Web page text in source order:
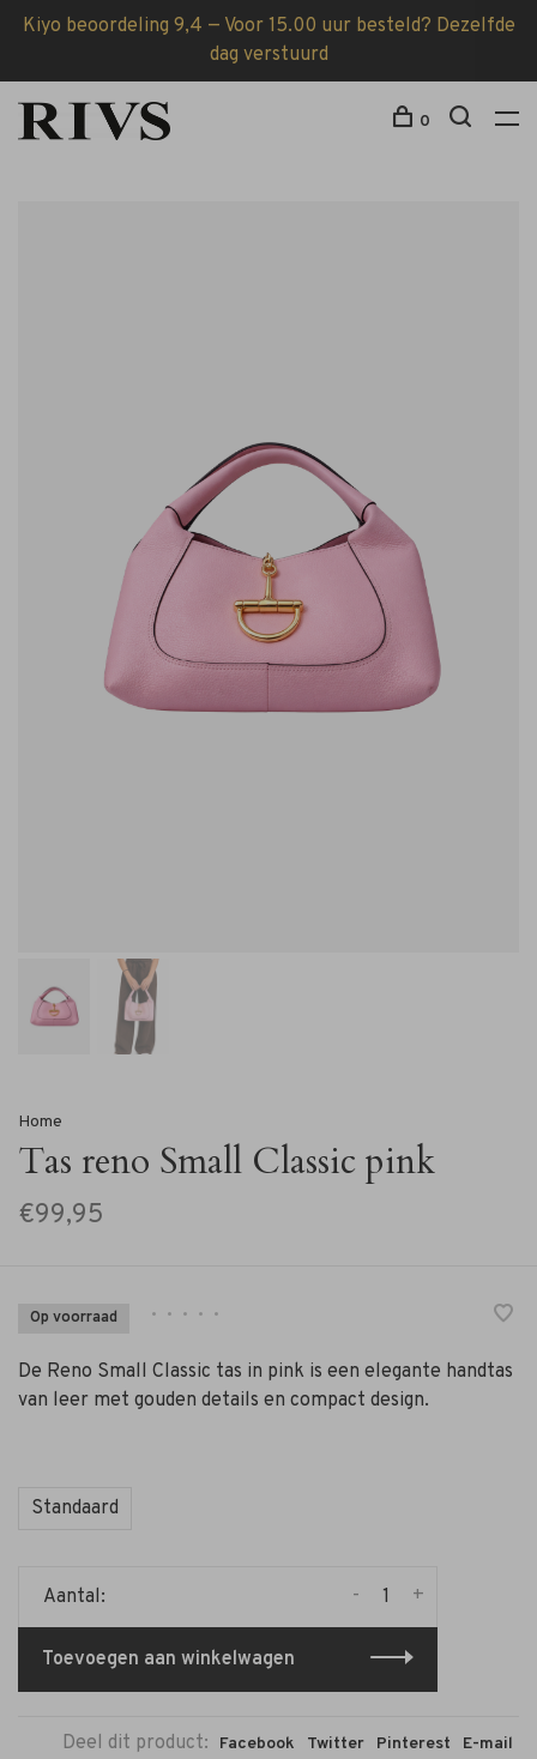
Kiyo beoordeling 9,4 — Voor 15.00 uur besteld? Dezelfde
dag verstuurd
0
Home
Tas reno Small Classic pink
€99,95
Op voorraad • • • • •
De Reno Small Classic tas in pink is een elegante handtas
van leer met gouden details en compact design.
Standaard
Aantal: +
-
Toevoegen aan winkelwagen
Deel dit product: Facebook Twitter Pinterest E-mail